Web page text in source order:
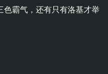
色霸气，还有只有洛基才举